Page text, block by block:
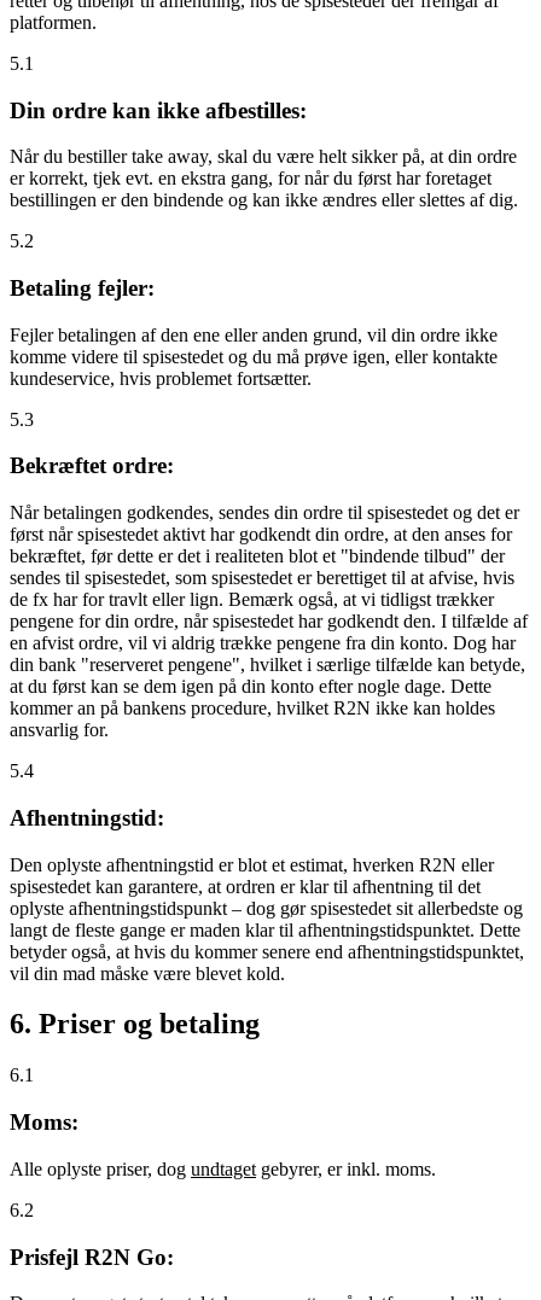
platformen.
5.1
Din ordre kan ikke afbestilles:
Når du bestiller take away, skal du være helt sikker på, at din ordre
er korrekt, tjek evt. en ekstra gang, for når du først har foretaget
bestillingen er den bindende og kan ikke ændres eller slettes af dig.
5.2
Betaling fejler:
Fejler betalingen af den ene eller anden grund, vil din ordre ikke
komme videre til spisestedet og du må prøve igen, eller kontakte
kundeservice, hvis problemet fortsætter.
5.3
Bekræftet ordre:
Når betalingen godkendes, sendes din ordre til spisestedet og det er
først når spisestedet aktivt har godkendt din ordre, at den anses for
bekræftet, før dette er det i realiteten blot et "bindende tilbud" der
sendes til spisestedet, som spisestedet er berettiget til at afvise, hvis
de fx har for travlt eller lign. Bemærk også, at vi tidligst trækker
pengene for din ordre, når spisestedet har godkendt den. I tilfælde af
en afvist ordre, vil vi aldrig trække pengene fra din konto. Dog har
din bank "reserveret pengene", hvilket i særlige tilfælde kan betyde,
at du først kan se dem igen på din konto efter nogle dage. Dette
kommer an på bankens procedure, hvilket R2N ikke kan holdes
ansvarlig for.
5.4
Afhentningstid:
Den oplyste afhentningstid er blot et estimat, hverken R2N eller
spisestedet kan garantere, at ordren er klar til afhentning til det
oplyste afhentningstidspunkt – dog gør spisestedet sit allerbedste og
langt de fleste gange er maden klar til afhentningstidspunktet. Dette
betyder også, at hvis du kommer senere end afhentningstidspunktet,
vil din mad måske være blevet kold.
6. Priser og betaling
6.1
Moms:
Alle oplyste priser, dog undtaget gebyrer, er inkl. moms.
6.2
Prisfejl R2N Go: